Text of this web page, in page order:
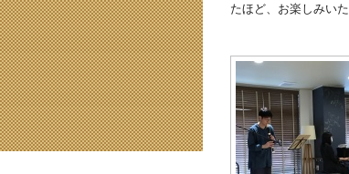
たほど、お楽しみい